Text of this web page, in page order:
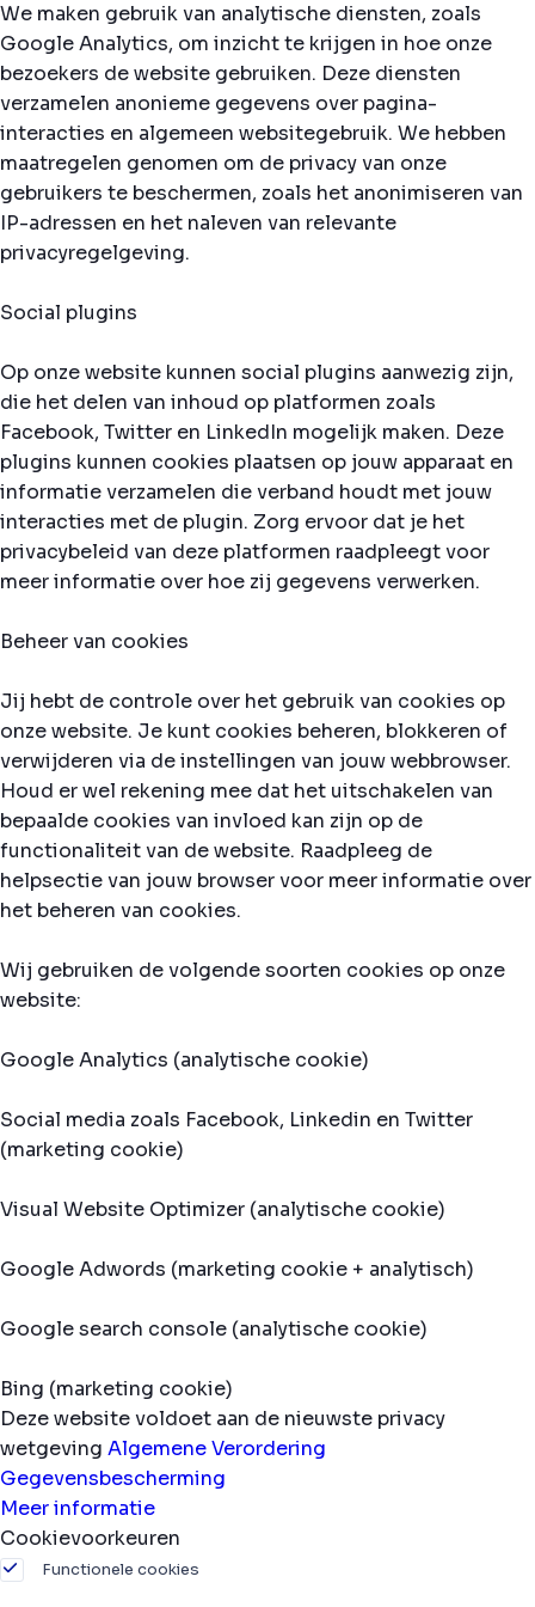
We maken gebruik van analytische diensten, zoals
Google Analytics, om inzicht te krijgen in hoe onze
bezoekers de website gebruiken. Deze diensten
verzamelen anonieme gegevens over pagina-
interacties en algemeen websitegebruik. We hebben
maatregelen genomen om de privacy van onze
gebruikers te beschermen, zoals het anonimiseren van
IP-adressen en het naleven van relevante
privacyregelgeving.
Social plugins
Op onze website kunnen social plugins aanwezig zijn,
die het delen van inhoud op platformen zoals
Facebook, Twitter en LinkedIn mogelijk maken. Deze
plugins kunnen cookies plaatsen op jouw apparaat en
informatie verzamelen die verband houdt met jouw
interacties met de plugin. Zorg ervoor dat je het
privacybeleid van deze platformen raadpleegt voor
meer informatie over hoe zij gegevens verwerken.
Beheer van cookies
Jij hebt de controle over het gebruik van cookies op
onze website. Je kunt cookies beheren, blokkeren of
verwijderen via de instellingen van jouw webbrowser.
Houd er wel rekening mee dat het uitschakelen van
bepaalde cookies van invloed kan zijn op de
functionaliteit van de website. Raadpleeg de
helpsectie van jouw browser voor meer informatie over
het beheren van cookies.
Wij gebruiken de volgende soorten cookies op onze
website:
Google Analytics (analytische cookie)
Social media zoals Facebook, Linkedin en Twitter
(marketing cookie)
Visual Website Optimizer (analytische cookie)
Google Adwords (marketing cookie + analytisch)
Google search console (analytische cookie)
Bing (marketing cookie)
Deze website voldoet aan de nieuwste privacy
wetgeving Algemene Verordering
Gegevensbescherming
Meer informatie
Cookievoorkeuren
Functionele cookies